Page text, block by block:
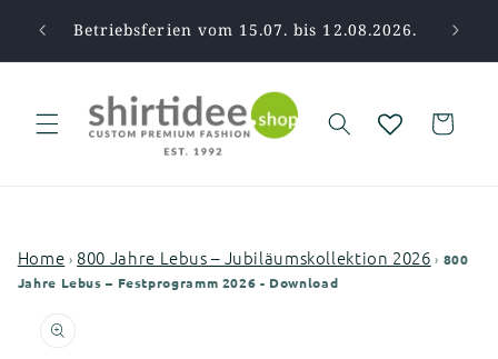
zum
Betriebsferien vom 15.07. bis 12.08.2026.
Warenkorb
Home › 800 Jahre Lebus – Jubiläumskollektion 2026 › 800
Jahre Lebus – Festprogramm 2026 - Download